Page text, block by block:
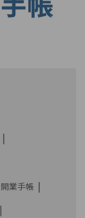
業手帳